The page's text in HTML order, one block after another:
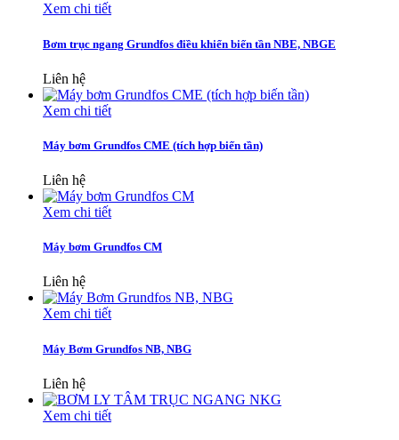
Xem chi tiết
Bơm trục ngang Grundfos điều khiển biến tần NBE, NBGE
Liên hệ
Xem chi tiết
Máy bơm Grundfos CME (tích hợp biến tần)
Liên hệ
Xem chi tiết
Máy bơm Grundfos CM
Liên hệ
Xem chi tiết
Máy Bơm Grundfos NB, NBG
Liên hệ
Xem chi tiết